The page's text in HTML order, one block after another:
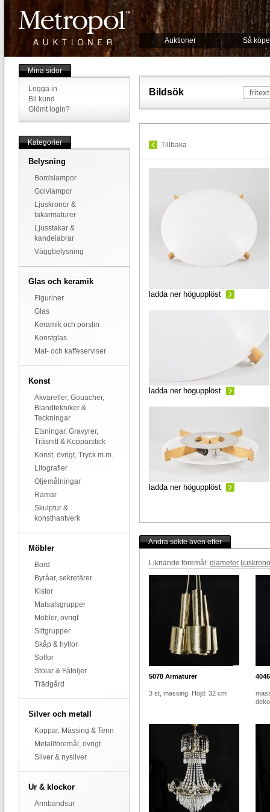
Auktioner Så
Mina sidor
Logga in
Bli kund
Glömt login?
Kategorier
Belysning
Bordslampor
Golvlampor
Ljuskronor &
takarmaturer
Ljusstakar &
kandelabrar
Väggbelysning
Glas och keramik
Figuriner
Glas
Keramik och porslin
Konstglas
Mat- och kaffeserviser
Konst
Akvareller, Gouacher,
Blandtekniker &
Teckningar
Etsningar, Gravyrer,
Träsnitt & Kopparstick
Konst, övrigt, Tryck m.m.
Litografier
Oljemålningar
Ramar
Skulptur &
konsthantverk
Möbler
Bord
Byråar, sekretärer
Kistor
Matsalsgrupper
Möbler, övrigt
Sittgrupper
Skåp & hyllor
Soffor
Stolar & Fåtöljer
Trädgård
Silver och metall
Koppar, Mässing & Tenn
Metallföremål, övrigt
Silver & nysilver
Ur & klockor
Armbandsur
Bildsök
Tillbaka
ladda ner högupplöst
ladda ner högupplöst
ladda ner högupplöst
Andra sökte även efter
Liknande föremål: diameter
5078 Armaturer
3 st, mässing. Höjd: 32 cm
4046